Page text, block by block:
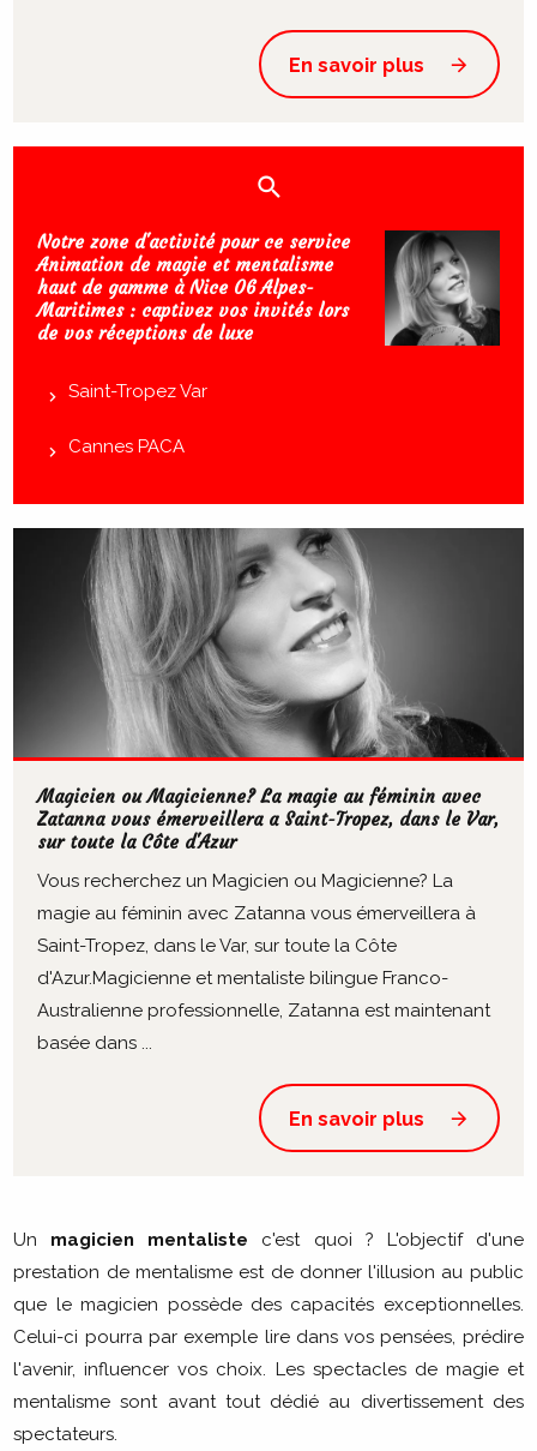
En savoir plus
Notre zone d'activité pour ce service
Animation de magie et mentalisme
haut de gamme à Nice 06 Alpes-
Maritimes : captivez vos invités lors
de vos réceptions de luxe
Saint-Tropez Var
Cannes PACA
Magicien ou Magicienne? La magie au féminin avec
Zatanna vous émerveillera a Saint-Tropez, dans le Var,
sur toute la Côte d'Azur
Vous recherchez un Magicien ou Magicienne? La
magie au féminin avec Zatanna vous émerveillera à
Saint-Tropez, dans le Var, sur toute la Côte
d'Azur.Magicienne et mentaliste bilingue Franco-
Australienne professionnelle, Zatanna est maintenant
basée dans ...
En savoir plus
Un magicien mentaliste c'est quoi ? L'objectif d'une
prestation de mentalisme est de donner l'illusion au public
que le magicien possède des capacités exceptionnelles.
Celui-ci pourra par exemple lire dans vos pensées, prédire
l'avenir, influencer vos choix. Les spectacles de magie et
mentalisme sont avant tout dédié au divertissement des
spectateurs.